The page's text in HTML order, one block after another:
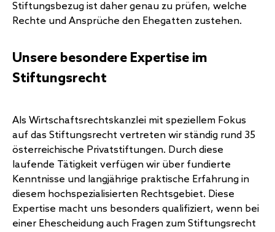
Stiftungsbezug ist daher genau zu prüfen, welche
Rechte und Ansprüche den Ehegatten zustehen.
Unsere besondere Expertise im
Stiftungsrecht
Als Wirtschaftsrechtskanzlei mit speziellem Fokus
auf das Stiftungsrecht vertreten wir ständig rund 35
österreichische Privatstiftungen. Durch diese
laufende Tätigkeit verfügen wir über fundierte
Kenntnisse und langjährige praktische Erfahrung in
diesem hochspezialisierten Rechtsgebiet. Diese
Expertise macht uns besonders qualifiziert, wenn bei
einer Ehescheidung auch Fragen zum Stiftungsrecht